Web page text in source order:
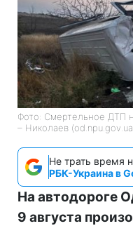
Фото: Смертельное ДТП
– Николаев
Не трать время
РБК-Украина в
На автодороге
9 августа